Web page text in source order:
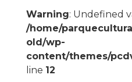
Warning: Undefined
/home/
old/wp-
content/themes/
line 12